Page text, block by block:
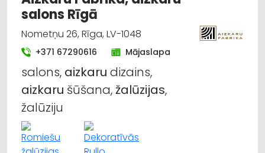
salons Rīgā
Nometņu 26, Rīga, LV-1048
+371 67290616 Mājaslapa
salons, aizkaru dizains,
aizkaru šūšana,žalūzijas,
žalūziju